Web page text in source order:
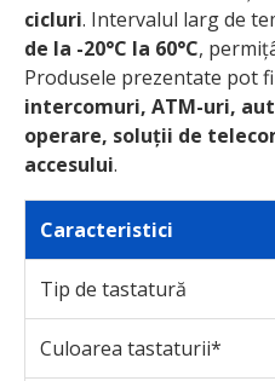
cicluri. Intervalul larg de
de la -20°C la 60°C,
Produsele prezentate pot
intercomuri, ATM-uri,
operare, soluții de
accesului.
Caracteristici
Tip de tastatură
Culoarea tastaturii*